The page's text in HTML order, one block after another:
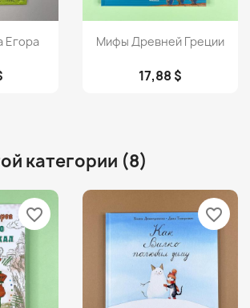
Егора Просмотр
Мифы Древней Греции
17,88 $
категории (8)
favorite_border favorite_border